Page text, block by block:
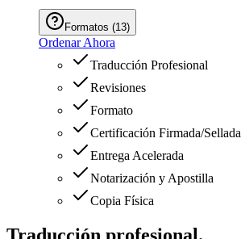
Formatos (13)
Ordenar Ahora
Traducción Profesional
Revisiones
Formato
Certificación Firmada/Sellada
Entrega Acelerada
Notarización y Apostilla
Copia Física